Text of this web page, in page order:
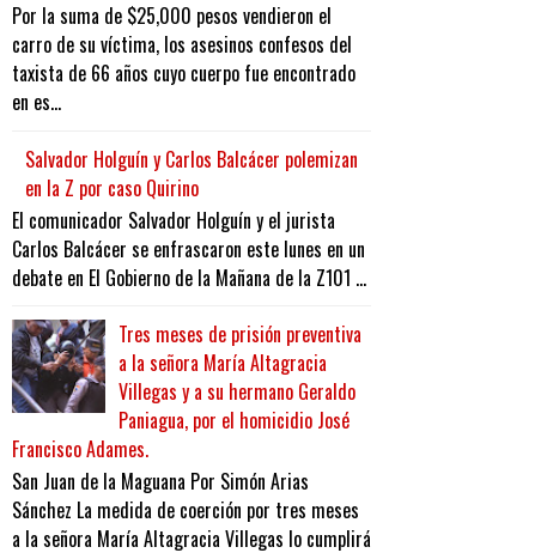
Por la suma de $25,000 pesos vendieron el
carro de su víctima, los asesinos confesos del
taxista de 66 años cuyo cuerpo fue encontrado
en es...
Salvador Holguín y Carlos Balcácer polemizan
en la Z por caso Quirino
El comunicador Salvador Holguín y el jurista
Carlos Balcácer se enfrascaron este lunes en un
debate en El Gobierno de la Mañana de la Z101 ...
Tres meses de prisión preventiva
a la señora María Altagracia
Villegas y a su hermano Geraldo
Paniagua, por el homicidio José
Francisco Adames.
San Juan de la Maguana Por Simón Arias
Sánchez La medida de coerción por tres meses
a la señora María Altagracia Villegas lo cumplirá